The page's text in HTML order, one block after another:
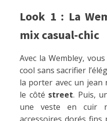
Look 1 : La
mix casual-chic
Avec la Wembley,
cool sans sacrifier
la porter avec un
le côté street. Puis,
une veste en cuir